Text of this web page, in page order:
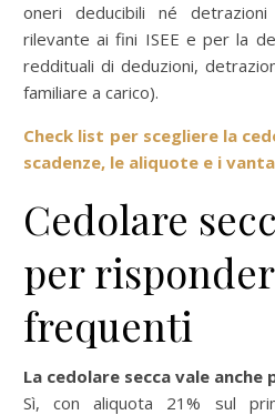
oneri deducibili né
rilevante ai fini ISEE e per la
reddituali di deduzioni,
familiare a carico).
Check list per scegliere la
scadenze, le aliquote e i
Cedolare
per
frequenti
La cedolare secca vale
Sì, con aliquota 21% sul